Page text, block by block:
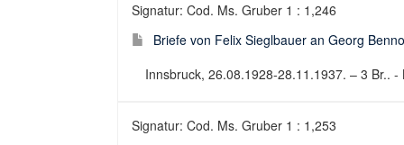
Signatur: Cod. Ms. Gruber 1 : 1,246
Briefe von Felix Sieglbauer an Georg
Innsbruck, 26.08.1928-28.11.1937. – 3 Br.. -
Signatur: Cod. Ms. Gruber 1 : 1,253